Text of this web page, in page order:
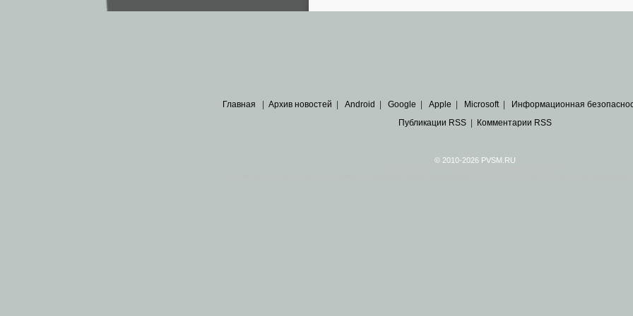
Главная | Архив новостей | Android | Google | Apple | Microsoft | Информационная
Публикации RSS| Комментарии RSS
© 2010-2026 PVSM.RU